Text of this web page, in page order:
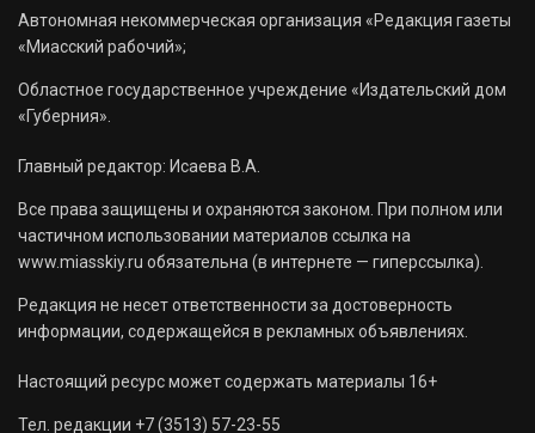
Автономная некоммерческая организация «Редакция газеты
«Миасский рабочий»;
Областное государственное учреждение «Издательский дом
«Губерния».
Главный редактор: Исаева В.А.
Все права защищены и охраняются законом. При полном или
частичном использовании материалов ссылка на
www.miasskiy.ru обязательна (в интернете — гиперссылка).
Редакция не несет ответственности за достоверность
информации, содержащейся в рекламных объявлениях.
Настоящий ресурс может содержать материалы 16+
Тел. редакции +7 (3513) 57-23-55